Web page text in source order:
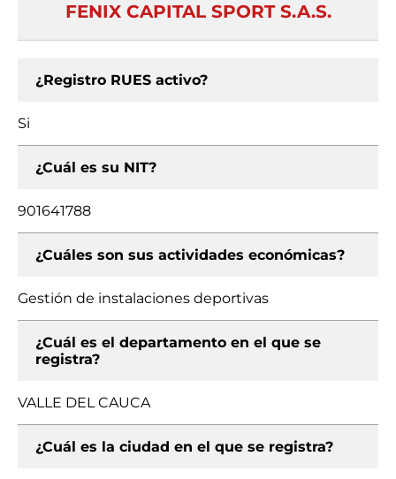
FENIX CAPITAL SPORT S.A.S.
¿Registro RUES activo?
Si
¿Cuál es su NIT?
901641788
¿Cuáles son sus actividades económicas?
Gestión de instalaciones deportivas
¿Cuál es el departamento en el que se
registra?
VALLE DEL CAUCA
¿Cuál es la ciudad en el que se registra?